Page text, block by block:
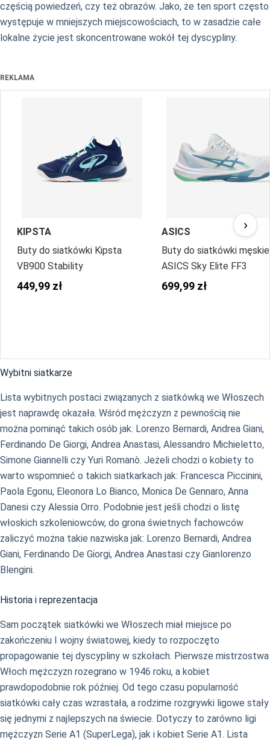
częścią powiedzeń, czy też obrazów. Jako, że ten sport często
występuje w mniejszych miejscowościach, to w zasadzie całe
lokalne życie jest skoncentrowane wokół tej dyscypliny.
REKLAMA
KIPSTA
Buty do siatkówki Kipsta
VB900 Stability
449,99 zł
ASICS
Buty do siatkówki męskie
ASICS Sky Elite FF3
699,99 zł
›
Wybitni siatkarze
Lista wybitnych postaci związanych z siatkówką we Włoszech
jest naprawdę okazała. Wśród mężczyzn z pewnością nie
można pominąć takich osób jak: Lorenzo Bernardi, Andrea Giani,
Ferdinando De Giorgi, Andrea Anastasi, Alessandro Michieletto,
Simone Giannelli czy Yuri Romanò. Jeżeli chodzi o kobiety to
warto wspomnieć o takich siatkarkach jak: Francesca Piccinini,
Paola Egonu, Eleonora Lo Bianco, Monica De Gennaro, Anna
Danesi czy Alessia Orro. Podobnie jest jeśli chodzi o listę
włoskich szkoleniowców, do grona świetnych fachowców
zaliczyć można takie nazwiska jak: Lorenzo Bernardi, Andrea
Giani, Ferdinando De Giorgi, Andrea Anastasi czy Gianlorenzo
Blengini.
Historia i reprezentacja
Sam początek siatkówki we Włoszech miał miejsce po
zakończeniu I wojny światowej, kiedy to rozpoczęto
propagowanie tej dyscypliny w szkołach. Pierwsze mistrzostwa
Włoch mężczyzn rozegrano w 1946 roku, a kobiet
prawdopodobnie rok później. Od tego czasu popularność
siatkówki cały czas wzrastała, a rodzime rozgrywki ligowe stały
się jednymi z najlepszych na świecie. Dotyczy to zarówno ligi
mężczyzn Serie A1 (SuperLega), jak i kobiet Serie A1. Lista